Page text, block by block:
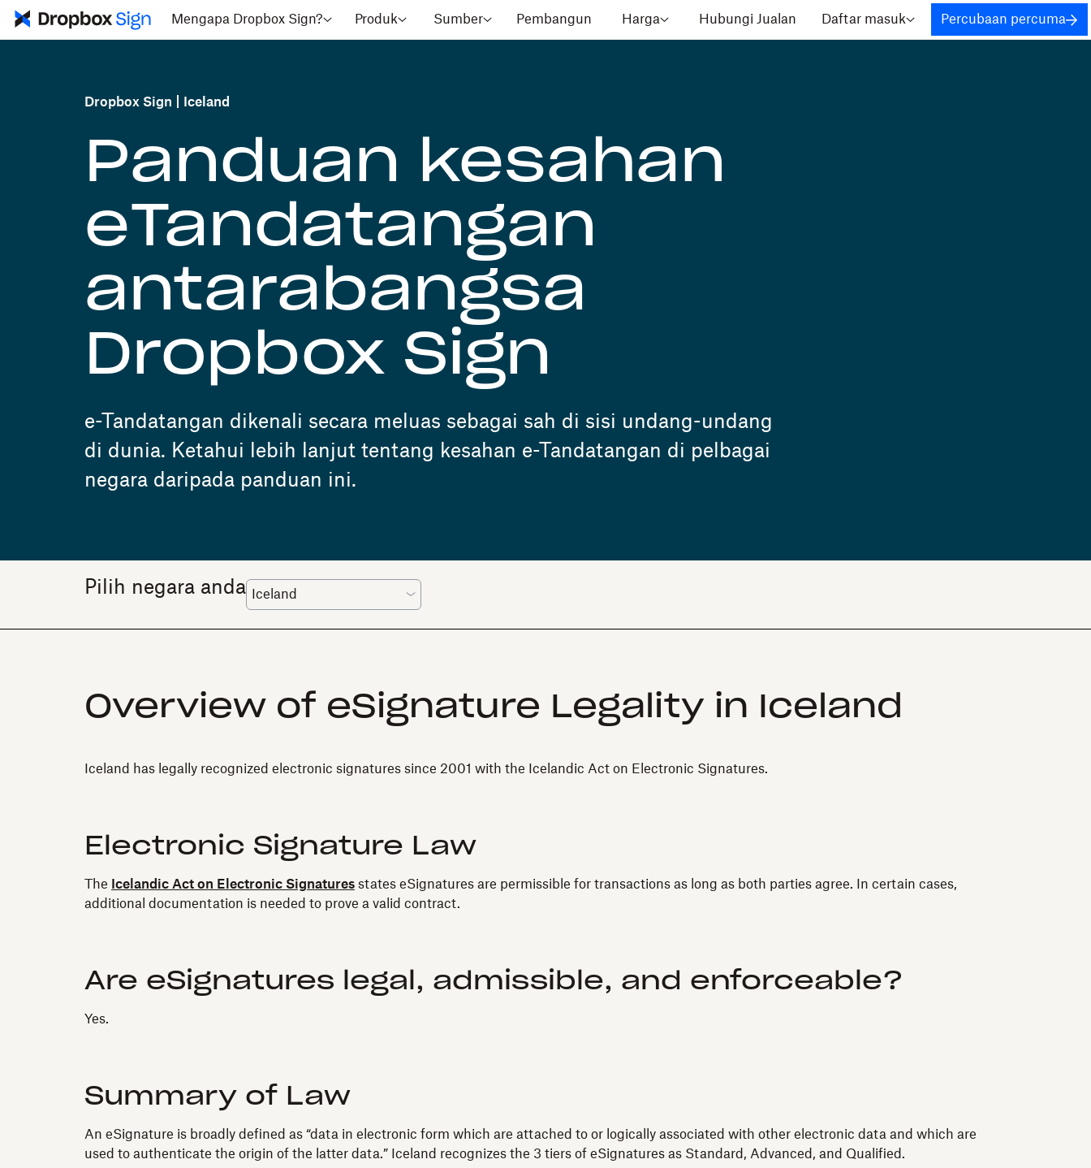
Mengapa Dropbox Sign? Produk Sumber Pembangun Harga Hubungi Jualan Daftar masuk Percubaan percuma
Dropbox Sign Iceland
Panduan kesahan
eTandatangan
antarabangsa
Dropbox Sign
e-Tandatangan dikenali secara meluas sebagai sah di sisi undang-undang
di dunia. Ketahui lebih lanjut tentang kesahan e-Tandatangan di pelbagai
negara daripada panduan ini.
Pilih negara anda
Overview of eSignature Legality in Iceland
Iceland has legally recognized electronic signatures since 2001 with the Icelandic Act on Electronic Signatures.
Electronic Signature Law
The Icelandic Act on Electronic Signatures states eSignatures are permissible for transactions as long as both parties agree. In certain cases,
additional documentation is needed to prove a valid contract.
Are eSignatures legal, admissible, and enforceable?
Yes.
Summary of Law
An eSignature is broadly defined as “data in electronic form which are attached to or logically associated with other electronic data and which are
used to authenticate the origin of the latter data.” Iceland recognizes the 3 tiers of eSignatures as Standard, Advanced, and Qualified.